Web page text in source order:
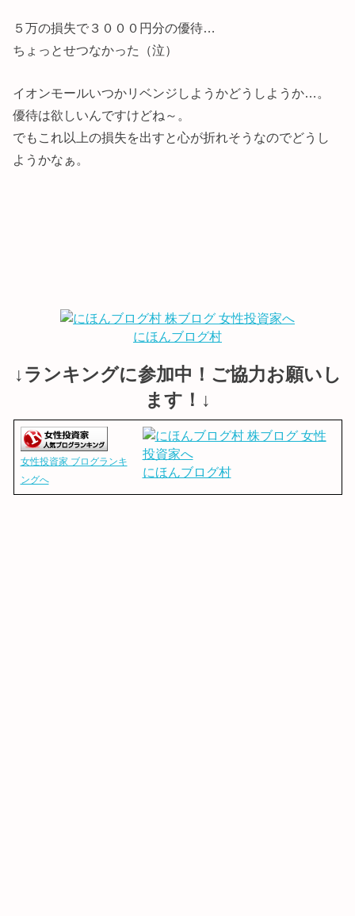
５万の損失で３０００円分の優待…
ちょっとせつなかった（泣）
イオンモールいつかリベンジしようかどうしようか…。
優待は欲しいんですけどね～。
でもこれ以上の損失を出すと心が折れそうなのでどうし
ようかなぁ。
にほんブログ村
↓ランキングに参加中！ご協力お願いし
ます！↓
女性投資家 ブログランキ
ングへ
にほんブログ村